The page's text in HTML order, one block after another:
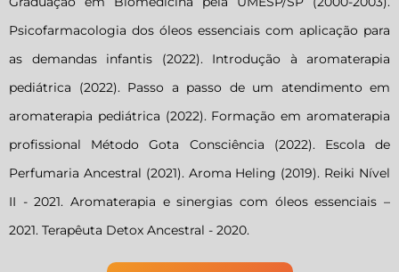
Psicofarmacologia dos óleos essenciais com aplicação para
as demandas infantis (2022). Introdução à aromaterapia
pediátrica (2022). Passo a passo de um atendimento em
aromaterapia pediátrica (2022). Formação em aromaterapia
profissional Método Gota Consciência (2022). Escola de
Perfumaria Ancestral (2021). Aroma Heling (2019). Reiki Nível
II - 2021. Aromaterapia e sinergias com óleos essenciais –
2021. Terapêuta Detox Ancestral - 2020.